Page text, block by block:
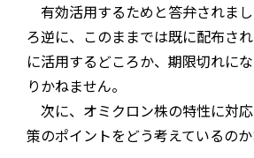
有効活用するためと答弁されま
ろ逆に、このままでは既に配布さ
に活用するどころか、期限切れに
りかねません。
次に、オミクロン株の特性に対
策のポイントをどう考えているのか